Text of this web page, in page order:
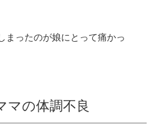
まったのが娘にとって痛かっ
マの体調不良